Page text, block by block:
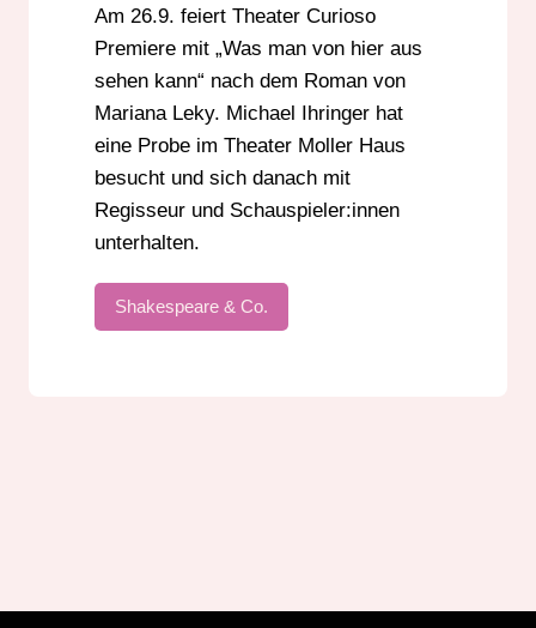
Am 26.9. feiert Theater Curioso
Premiere mit „Was man von hier aus
sehen kann“ nach dem Roman von
Mariana Leky. Michael Ihringer hat
eine Probe im Theater Moller Haus
besucht und sich danach mit
Regisseur und Schauspieler:innen
unterhalten.
Shakespeare & Co.